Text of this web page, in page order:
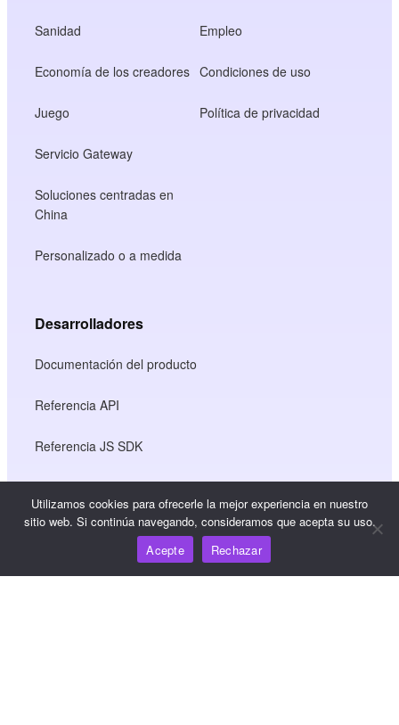
Sanidad
Economía de los creadores
Juego
Servicio Gateway
Soluciones centradas en
China
Personalizado o a medida
Empleo
Condiciones de uso
Política de privacidad
Desarrolladores
Documentación del producto
Referencia API
Referencia JS SDK
Recursos
Centro de conocimiento
Utilizamos cookies para ofrecerle la mejor experiencia en nuestro
sitio web. Si continúa navegando, consideramos que acepta su uso.
Acepte
Rechazar